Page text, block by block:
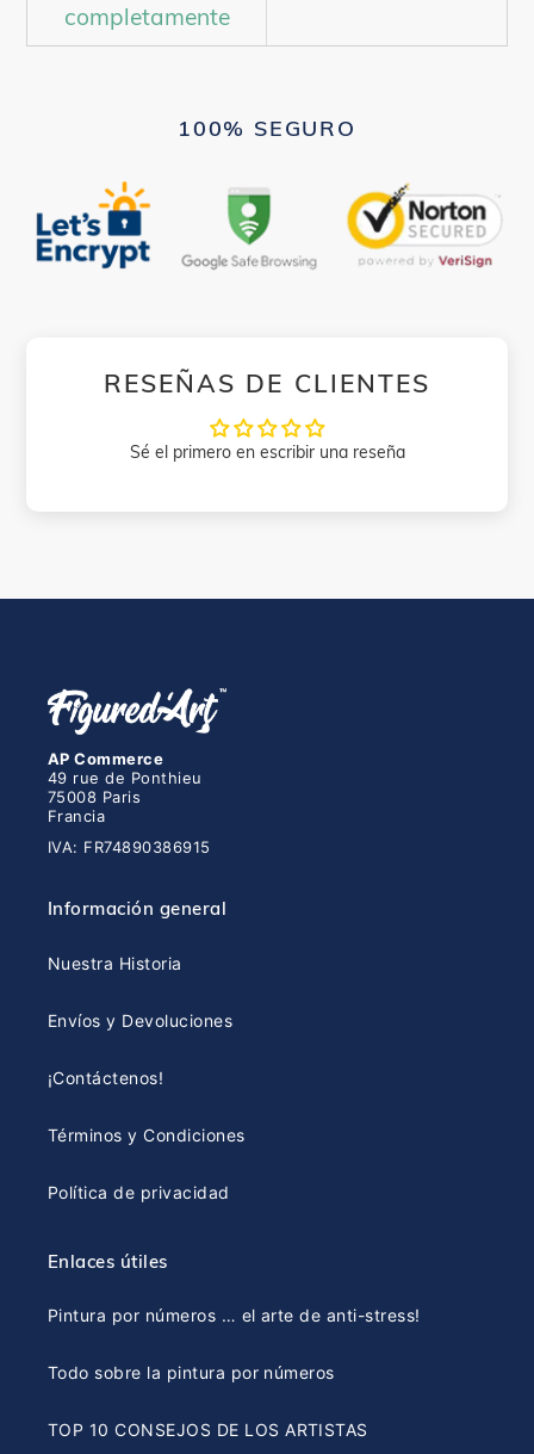
completamente
100% SEGURO
RESEÑAS DE CLIENTES
Sé el primero en escribir una reseña
AP Commerce
49 rue de Ponthieu
75008 Paris
Francia
IVA: FR74890386915
Información general
Nuestra Historia
Envíos y Devoluciones
¡Contáctenos!
Términos y Condiciones
Política de privacidad
Enlaces útiles
Pintura por números … el arte de anti-stress!
Todo sobre la pintura por números
TOP 10 CONSEJOS DE LOS ARTISTAS